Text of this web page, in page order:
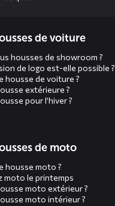
de voiture
housses de showroom ?
de logo est-elle possible ?
housse de voiture ?
extérieure ?
pour l’hiver ?
de moto
housse moto ?
moto le printemps
moto extérieur ?
moto intérieur ?